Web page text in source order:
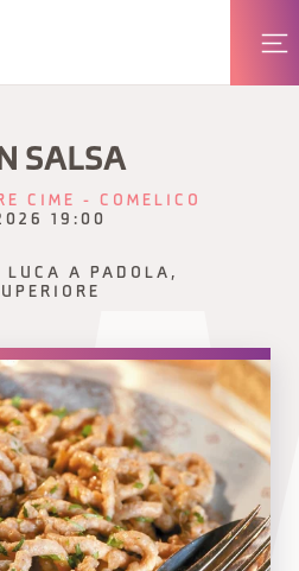
SALSA
CIME - COMELICO
19:00
LUCA A PADOLA,